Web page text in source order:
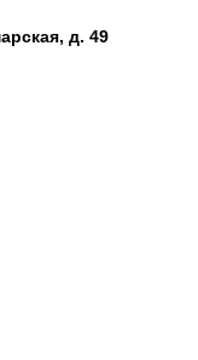
д. 49